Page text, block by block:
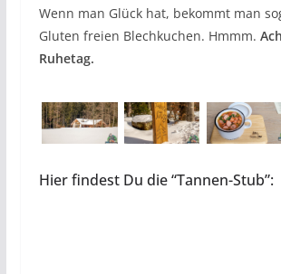
Wenn man Glück hat, bekommt man
Gluten freien Blechkuchen. Hmmm.
Ruhetag.
Hier findest Du die “Tannen-Stub”: